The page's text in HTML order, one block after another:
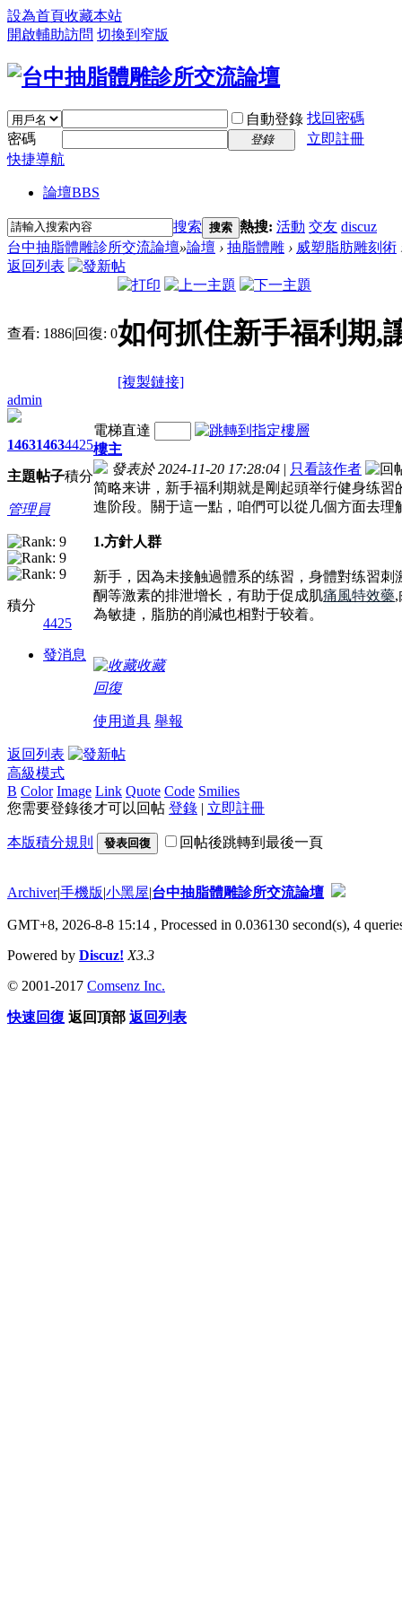
設為首頁收藏本站
開啟輔助訪問 切換到窄版
自動登錄 找回密碼
密碼
登錄
立即註冊
快捷導航
論壇BBS
搜索 搜索 熱搜: 活動 交友 discuz
台中抽脂體雕診所交流論壇»論壇 › 抽脂體雕 › 威塑脂肪雕刻術
返回列表
查看: 1886|回復: 0如何抓住新手福利期,
[複製鏈接]
admin
1463
主題
1463
帖子
4425
積分
管理員
積分
4425
發消息
電梯直達
樓主
發表於 2024-11-20 17:28:04 | 只看該作者
简略来讲，新手福利期就是剛起頭举行健身练習
進阶段。關于這一點，咱們可以從几個方面去理
1.方針人群
新手，因為未接触過體系的练習，身體對练習
酮等激素的排泄增长，有助于促成肌痛風特效藥,
為敏捷，脂肪的削減也相對于较着。
收藏
回復
使用道具 舉報
返回列表
高級模式
B Color Image Link Quote Code Smilies
您需要登錄後才可以回帖 登錄 | 立即註冊
本版積分規則 發表回復 回帖後跳轉到最後一頁
Archiver|手機版|小黑屋|台中抽脂體雕診所交流論壇
GMT+8, 2026-8-8 15:14 , Processed in 0.036130 second(s), 4
Powered by Discuz! X3.3
© 2001-2017 Comsenz Inc.
快速回復 返回頂部 返回列表